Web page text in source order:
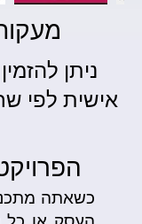
מעקות
ניתן
כשאתה